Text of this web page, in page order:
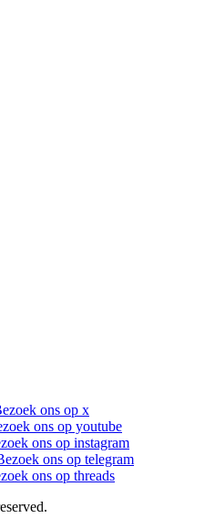
ons op x
ons op youtube
ons op instagram
ons op telegram
ons op threads